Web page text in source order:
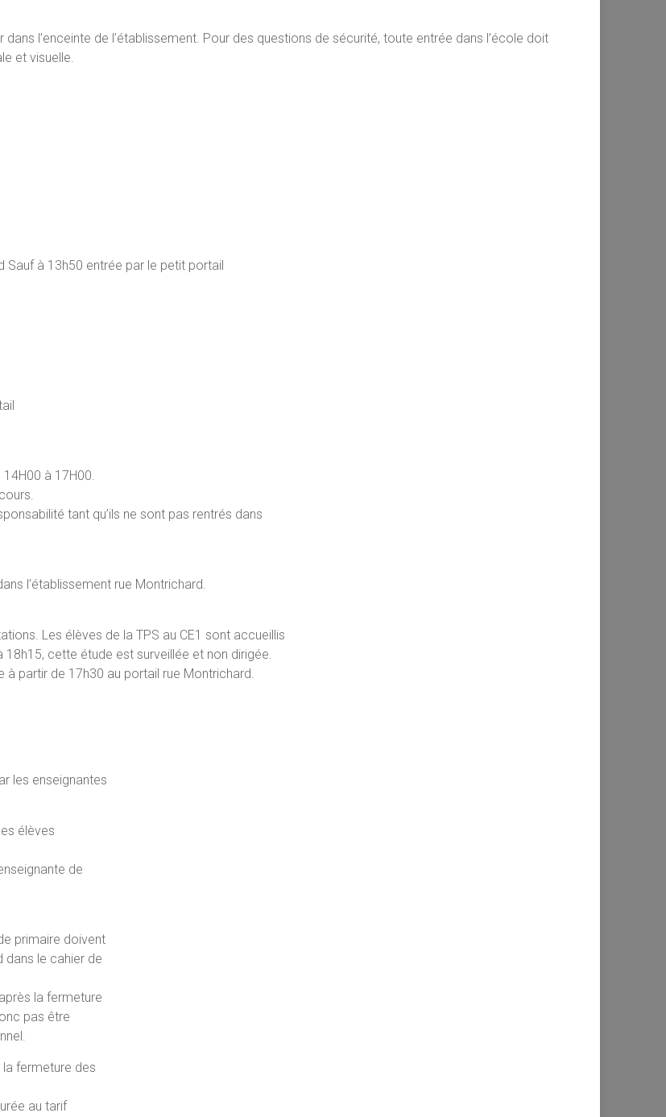
l’enceinte de l’établissement. Pour des questions de sécurité, toute entrée dans l’école doit
et visuelle.
Sauf à 13h50 entrée par le petit portail
à 17H00.
tant qu’ils ne sont pas rentrés dans
l’établissement rue Montrichard.
Les élèves de la TPS au CE1 sont accueillis
18h15, cette étude est surveillée et non dirigée.
partir de 17h30 au portail rue Montrichard.
les enseignantes
élèves
de
primaire doivent
dans le cahier de
la fermeture
pas être
fermeture des
au tarif